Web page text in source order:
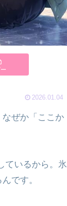
2026.01.04
なぜか「ここか
ているから。氷
です。